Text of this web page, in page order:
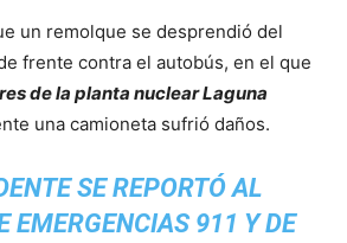
un remolque se desprendió del
frente contra el autobús, en el que
de la planta nuclear Laguna
una camioneta sufrió daños.
SE REPORTÓ AL
EMERGENCIAS 911 Y DE